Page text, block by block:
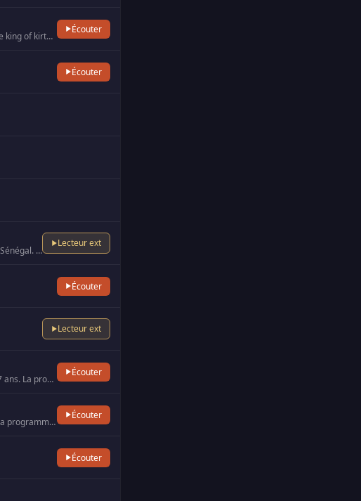
24 Hour Kirtan Mandali Radio is an Internet radio station inspired by the king of kirtan Aindra Prabhu playing Maha M…
Écouter
Écouter
Al Quran FM est une radio en ligne en arabe appartenant à Sunufm Sénégal. Elle est consacrée à la récitation du…
Lecteur ext
Écouter
Lecteur ext
Allzic Radio 4/7 ans diffuse live les titres préférés des enfants de 4 à 7 ans. La programmation a été spécial…
Écouter
Allzic Radio Humour diffuse le meilleur des sketchs des humoristes. La programmation a été spécialement étudiée …
Écouter
Écouter